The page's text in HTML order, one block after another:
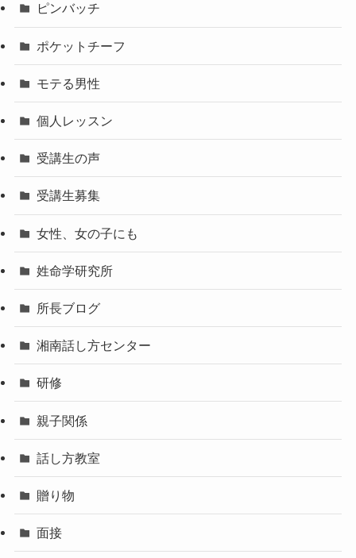
ピンバッチ
ポケットチーフ
モテる男性
個人レッスン
受講生の声
受講生募集
女性、女の子にも
姓命学研究所
所長ブログ
湘南話し方センター
研修
親子関係
話し方教室
贈り物
面接